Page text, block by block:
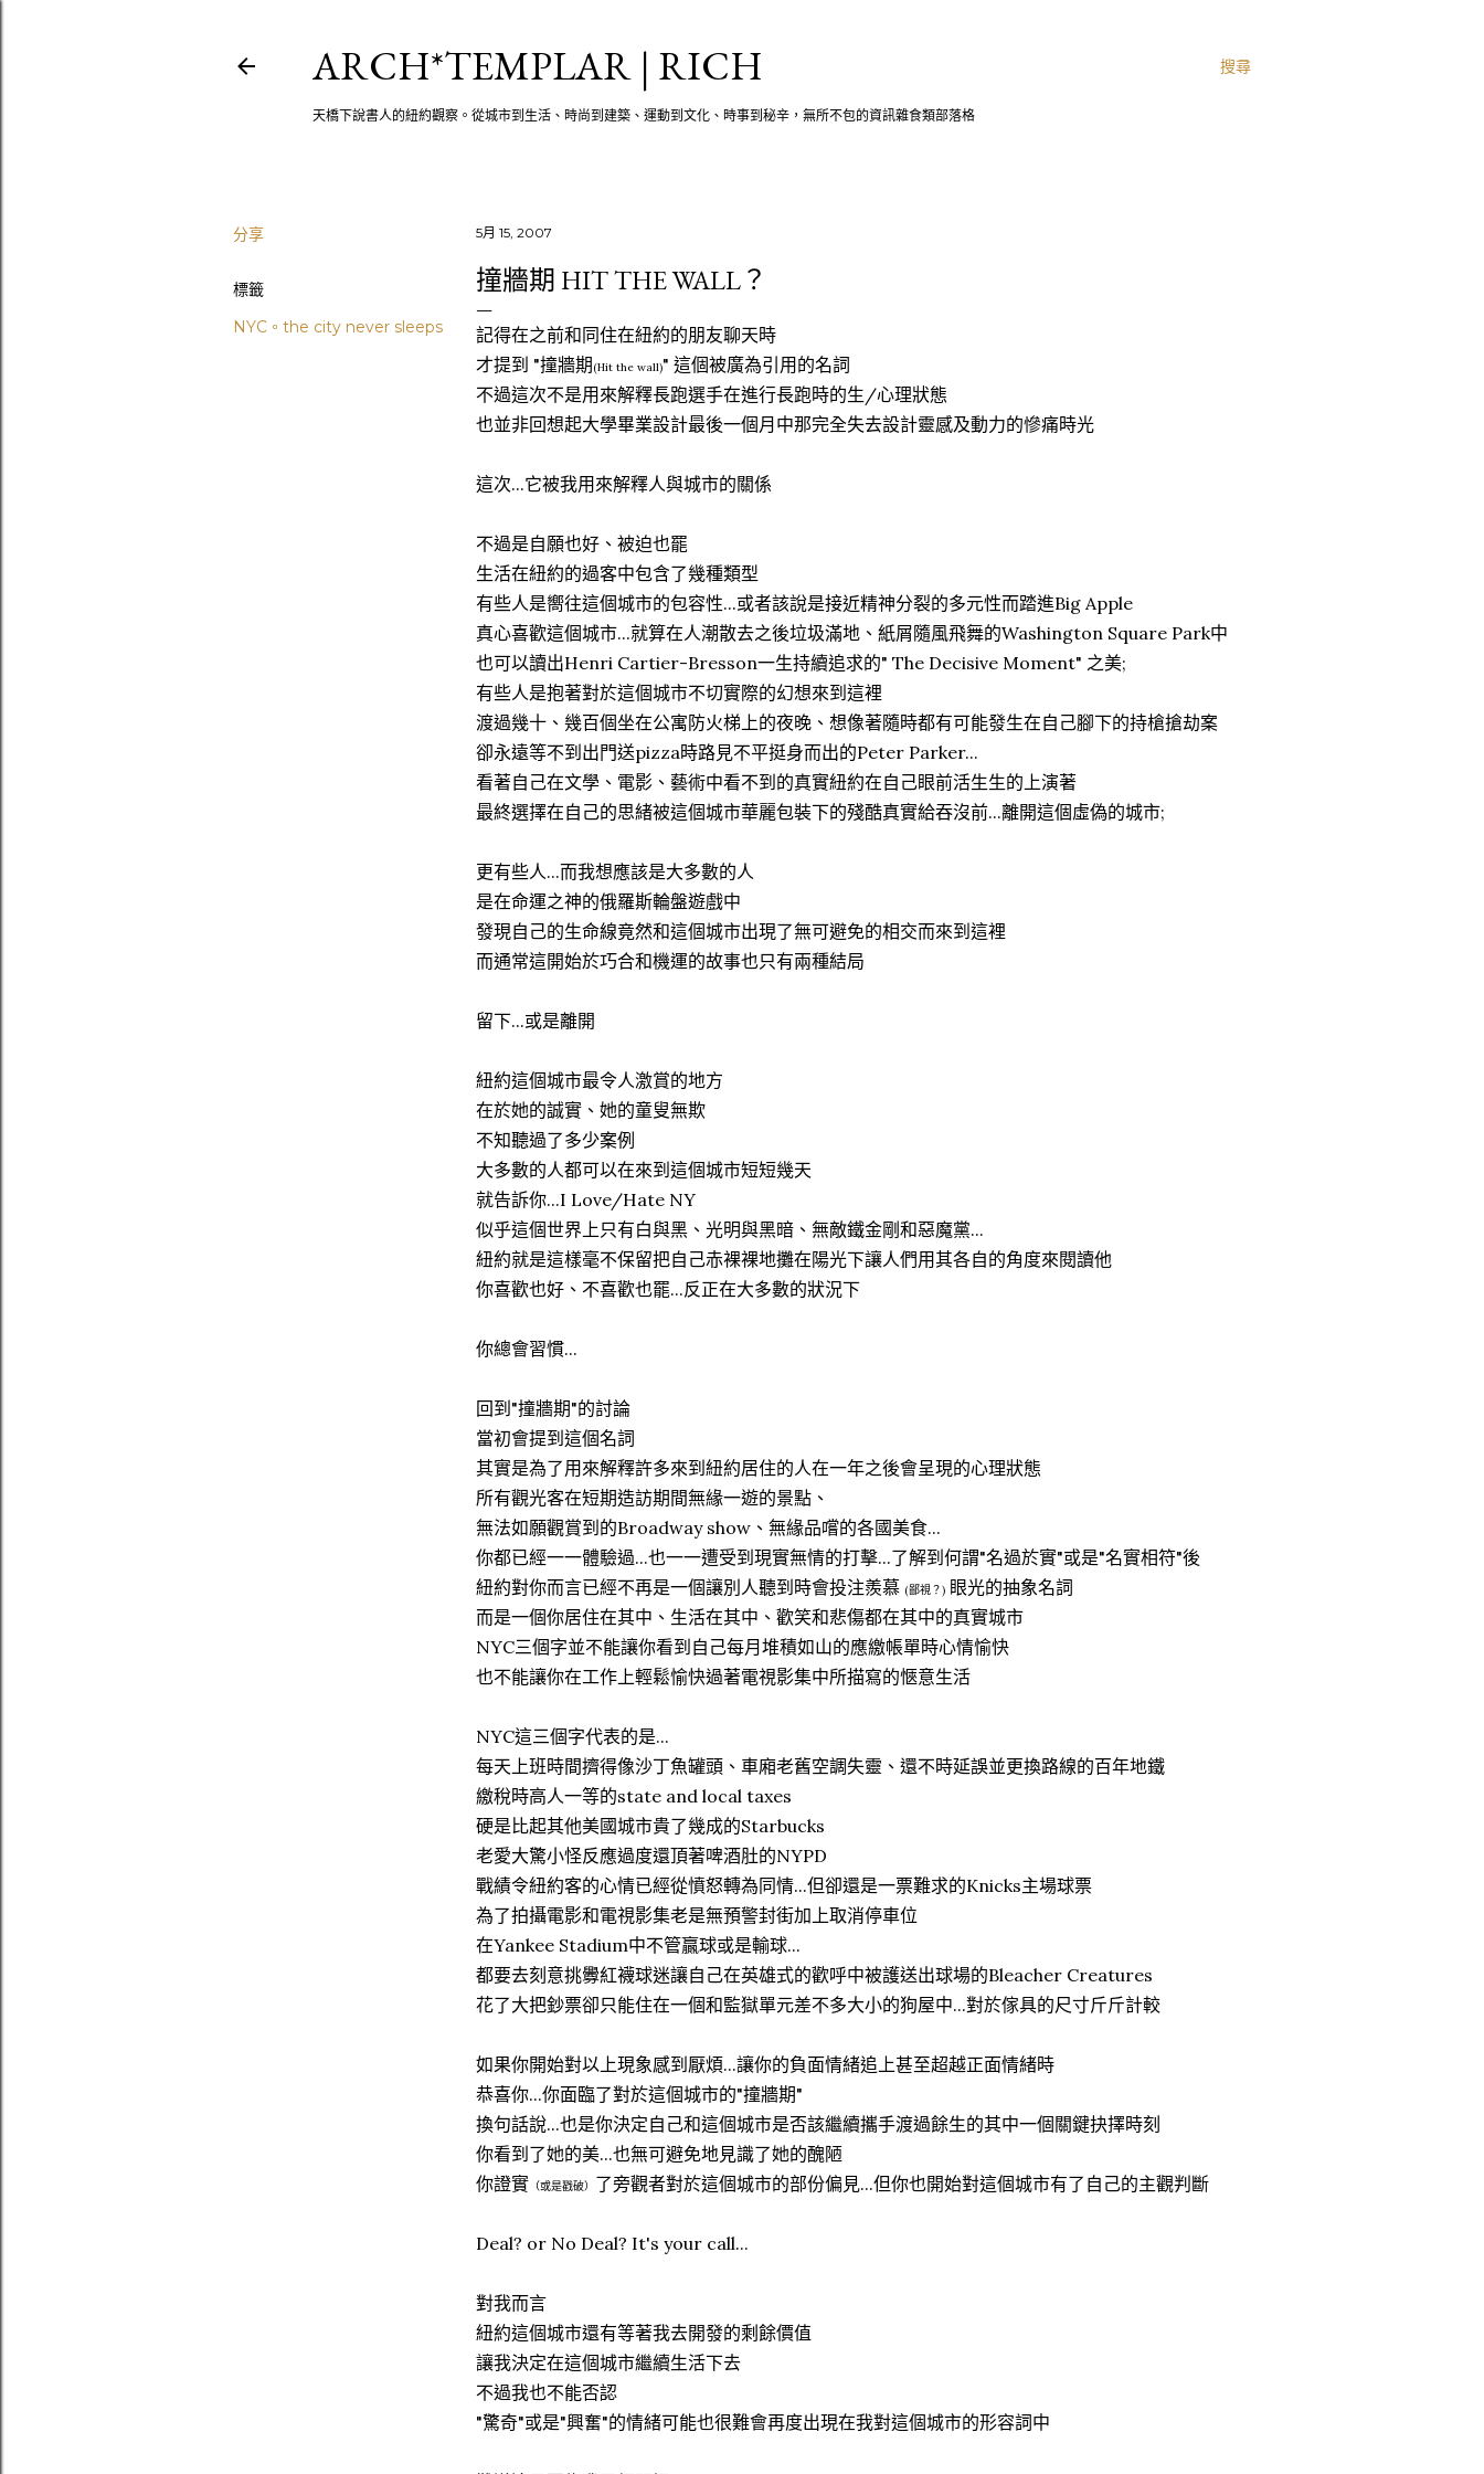
搜尋
ARCH*TEMPLAR | RICH
天橋下說書人的紐約觀察。從城市到生活、時尚到建築、運動到文化、時事到秘辛，無所不包的資訊雜食類部落格
分享
標籤
NYC。the city never sleeps
5月 15, 2007
撞牆期 HIT THE WALL？
記得在之前和同住在紐約的朋友聊天時
才提到 "撞牆期 (Hit the wall)" 這個被廣為引用的名詞
不過這次不是用來解釋長跑選手在進行長跑時的生/心理狀態
也並非回想起大學畢業設計最後一個月中那完全失去設計靈感及動力的慘痛時光
這次...它被我用來解釋人與城市的關係
不過是自願也好、被迫也罷
生活在紐約的過客中包含了幾種類型
有些人是嚮往這個城市的包容性...或者該說是接近精神分裂的多元性而踏進Big Apple
真心喜歡這個城市...就算在人潮散去之後垃圾滿地、紙屑隨風飛舞的Washington Square Park中
也可以讀出Henri Cartier-Bresson一生持續追求的" The Decisive Moment" 之美;
有些人是抱著對於這個城市不切實際的幻想來到這裡
渡過幾十、幾百個坐在公寓防火梯上的夜晚、想像著隨時都有可能發生在自己腳下的持槍搶劫案
卻永遠等不到出門送pizza時路見不平挺身而出的Peter Parker...
看著自己在文學、電影、藝術中看不到的真實紐約在自己眼前活生生的上演著
最終選擇在自己的思緒被這個城市華麗包裝下的殘酷真實給吞沒前...離開這個虛偽的城市;
更有些人...而我想應該是大多數的人
是在命運之神的俄羅斯輪盤遊戲中
發現自己的生命線竟然和這個城市出現了無可避免的相交而來到這裡
而通常這開始於巧合和機運的故事也只有兩種結局
留下...或是離開
紐約這個城市最令人激賞的地方
在於她的誠實、她的童叟無欺
不知聽過了多少案例
大多數的人都可以在來到這個城市短短幾天
就告訴你...I Love/Hate NY
似乎這個世界上只有白與黑、光明與黑暗、無敵鐵金剛和惡魔黨...
紐約就是這樣毫不保留把自己赤裸裸地攤在陽光下讓人們用其各自的角度來閱讀他
你喜歡也好、不喜歡也罷...反正在大多數的狀況下
你總會習慣...
回到"撞牆期"的討論
當初會提到這個名詞
其實是為了用來解釋許多來到紐約居住的人在一年之後會呈現的心理狀態
所有觀光客在短期造訪期間無緣一遊的景點、
無法如願觀賞到的Broadway show、無緣品嚐的各國美食...
你都已經一一體驗過...也一一遭受到現實無情的打擊...了解到何謂"名過於實"或是"名實相符"後
紐約對你而言已經不再是一個讓別人聽到時會投注羨慕 (鄙視？) 眼光的抽象名詞
而是一個你居住在其中、生活在其中、歡笑和悲傷都在其中的真實城市
NYC三個字並不能讓你看到自己每月堆積如山的應繳帳單時心情愉快
也不能讓你在工作上輕鬆愉快過著電視影集中所描寫的愜意生活
NYC這三個字代表的是...
每天上班時間擠得像沙丁魚罐頭、車廂老舊空調失靈、還不時延誤並更換路線的百年地鐵
繳稅時高人一等的state and local taxes
硬是比起其他美國城市貴了幾成的Starbucks
老愛大驚小怪反應過度還頂著啤酒肚的NYPD
戰績令紐約客的心情已經從憤怒轉為同情...但卻還是一票難求的Knicks主場球票
為了拍攝電影和電視影集老是無預警封街加上取消停車位
在Yankee Stadium中不管贏球或是輸球...
都要去刻意挑釁紅襪球迷讓自己在英雄式的歡呼中被護送出球場的Bleacher Creatures
花了大把鈔票卻只能住在一個和監獄單元差不多大小的狗屋中...對於傢具的尺寸斤斤計較
如果你開始對以上現象感到厭煩...讓你的負面情緒追上甚至超越正面情緒時
恭喜你...你面臨了對於這個城市的"撞牆期"
換句話說...也是你決定自己和這個城市是否該繼續攜手渡過餘生的其中一個關鍵抉擇時刻
你看到了她的美...也無可避免地見識了她的醜陋
你證實 （或是戳破） 了旁觀者對於這個城市的部份偏見...但你也開始對這個城市有了自己的主觀判斷
Deal? or No Deal? It's your call...
對我而言
紐約這個城市還有等著我去開發的剩餘價值
讓我決定在這個城市繼續生活下去
不過我也不能否認
"驚奇"或是"興奮"的情緒可能也很難會再度出現在我對這個城市的形容詞中